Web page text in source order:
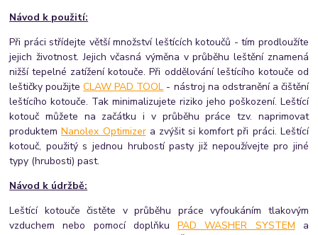
Návod k použití:
Při práci střídejte větší množství leštících kotoučů - tím prodloužíte
jejich životnost. Jejich včasná výměna v průběhu leštění znamená
nižší tepelné zatížení kotouče. Při oddělování leštícího kotouče od
leštičky použijteCLAW PAD TOOL - nástroj na odstranění a čištění
leštícího kotouče. Tak minimalizujete riziko jeho poškození. Leštící
kotouč můžete na začátku i v průběhu práce tzv. naprimovat
produktemNanolex Optimizera zvýšit si komfort při práci. Leštící
kotouč, použitý s jednou hrubostí pasty již nepoužívejte pro jiné
typy (hrubosti) past.
Návod k údržbě:
Leštící kotouče čistěte v průběhu práce vyfoukáním tlakovým
vzduchem nebo pomocí doplňkuPAD WASHER SYSTEM a